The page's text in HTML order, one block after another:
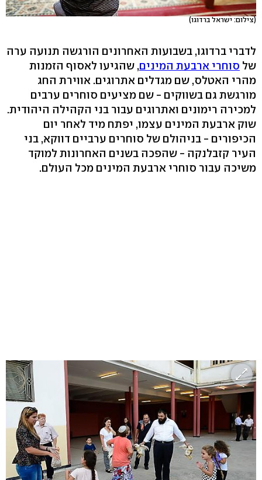
(צילום: ישראל ברדוגו)
לדברי ברדוגו, בשבועות האחרונים הורגשה תנועה ערה
של סוחרי ארבעת המינים, שהגיעו לאסוף הזמנות
מהרי האטלס, שם מגדלים אתרוגים. אווירת החג
מורגשת גם בשווקים - שם מציעים סוחרים ערבים
למכירה רימונים ואתרוגים עבור בני הקהילה היהודית.
שוק ארבעת המינים עצמו, יפתח מיד לאחר יום
הכיפורים - בניהולם של סוחרים ערביים דווקא, בני
העיר קזבלנקה - שהפכה בשנים האחרונות למוקד
משיכה עבור סוחרי ארבעת המינים מכל העולם.